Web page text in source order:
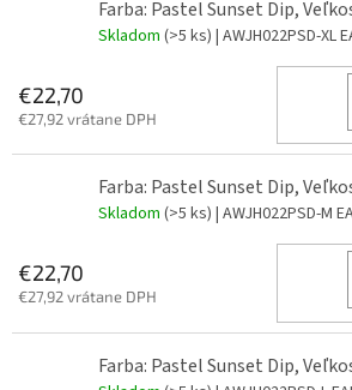
Farba: Pastel Sunset Dip,
Skladom (>5 ks) | AWJH022PSD-XL
€22,70
€27,92 vrátane DPH
Farba: Pastel Sunset Dip,
Skladom (>5 ks) | AWJH022PSD-M
€22,70
€27,92 vrátane DPH
Farba: Pastel Sunset Dip,